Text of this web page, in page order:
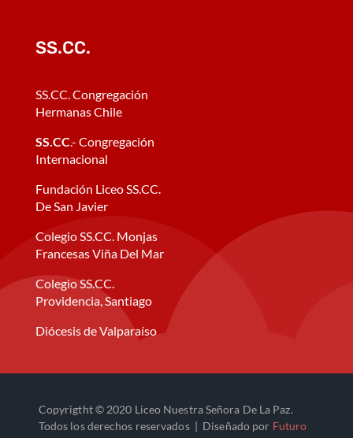
SS.CC.
SS.CC. Congregación
Hermanas Chile
SS.CC.- Congregación
Internacional
Fundación Liceo SS.CC.
De San Javier
Colegio SS.CC. Monjas
Francesas Viña Del Mar
Colegio SS.CC.
Providencia, Santiago
Diócesis de Valparaíso
Copyrigtht © 2020 Liceo Nuestra Señora De La Paz.
Todos los derechos reservados | Diseñado por Futuro